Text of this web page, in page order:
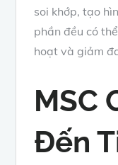
soi khớp, tạo
phần đều có
hoạt và giảm
MSC
Đến